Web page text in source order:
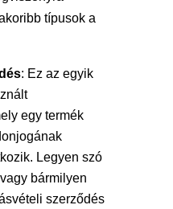
típusok a
: Ez az egyik
egy termék
Legyen szó
bármilyen
szerződés